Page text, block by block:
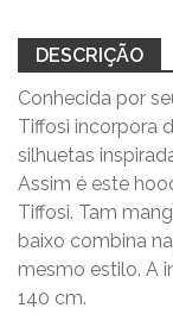
DESCRIÇÃO
Conhecida por
Tiffosi incorpora
silhuetas
Assim é este
Tiffosi. Tam
baixo combina
mesmo estilo. A
140 cm.